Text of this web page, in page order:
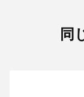
同